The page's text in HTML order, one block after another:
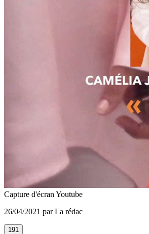
Capture d'écran Youtube
26/04/2021 par La rédac
191